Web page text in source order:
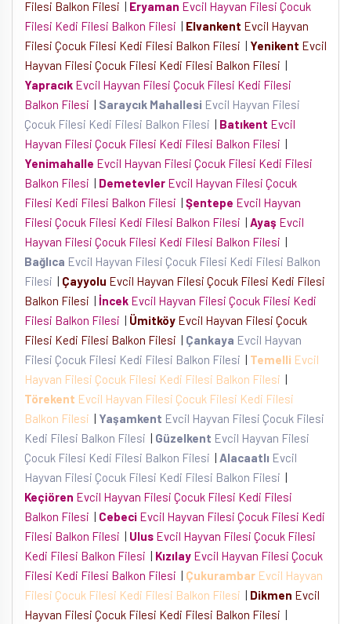
Filesi Balkon Filesi | Eryaman Evcil Hayvan Filesi Çocuk
Filesi Kedi Filesi Balkon Filesi | Elvankent Evcil Hayvan
Filesi Çocuk Filesi Kedi Filesi Balkon Filesi | Yenikent Evcil
Hayvan Filesi Çocuk Filesi Kedi Filesi Balkon Filesi |
Yapracık Evcil Hayvan Filesi Çocuk Filesi Kedi Filesi
Balkon Filesi | Saraycık Mahallesi Evcil Hayvan Filesi
Çocuk Filesi Kedi Filesi Balkon Filesi | Batıkent Evcil
Hayvan Filesi Çocuk Filesi Kedi Filesi Balkon Filesi |
Yenimahalle Evcil Hayvan Filesi Çocuk Filesi Kedi Filesi
Balkon Filesi | Demetevler Evcil Hayvan Filesi Çocuk
Filesi Kedi Filesi Balkon Filesi | Şentepe Evcil Hayvan
Filesi Çocuk Filesi Kedi Filesi Balkon Filesi | Ayaş Evcil
Hayvan Filesi Çocuk Filesi Kedi Filesi Balkon Filesi |
Bağlıca Evcil Hayvan Filesi Çocuk Filesi Kedi Filesi Balkon
Filesi | Çayyolu Evcil Hayvan Filesi Çocuk Filesi Kedi Filesi
Balkon Filesi | İncek Evcil Hayvan Filesi Çocuk Filesi Kedi
Filesi Balkon Filesi | Ümitköy Evcil Hayvan Filesi Çocuk
Filesi Kedi Filesi Balkon Filesi | Çankaya Evcil Hayvan
Filesi Çocuk Filesi Kedi Filesi Balkon Filesi | Temelli Evcil
Hayvan Filesi Çocuk Filesi Kedi Filesi Balkon Filesi |
Törekent Evcil Hayvan Filesi Çocuk Filesi Kedi Filesi
Balkon Filesi | Yaşamkent Evcil Hayvan Filesi Çocuk Filesi
Kedi Filesi Balkon Filesi | Güzelkent Evcil Hayvan Filesi
Çocuk Filesi Kedi Filesi Balkon Filesi | Alacaatlı Evcil
Hayvan Filesi Çocuk Filesi Kedi Filesi Balkon Filesi |
Keçiören Evcil Hayvan Filesi Çocuk Filesi Kedi Filesi
Balkon Filesi | Cebeci Evcil Hayvan Filesi Çocuk Filesi Kedi
Filesi Balkon Filesi | Ulus Evcil Hayvan Filesi Çocuk Filesi
Kedi Filesi Balkon Filesi | Kızılay Evcil Hayvan Filesi Çocuk
Filesi Kedi Filesi Balkon Filesi | Çukurambar Evcil Hayvan
Filesi Çocuk Filesi Kedi Filesi Balkon Filesi | Dikmen Evcil
Hayvan Filesi Çocuk Filesi Kedi Filesi Balkon Filesi |